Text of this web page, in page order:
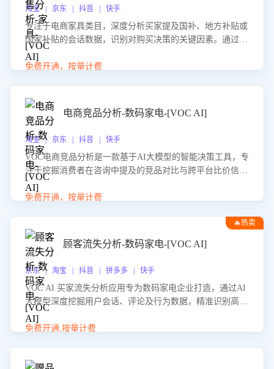
淘宝 | 京东 | 抖音 | 快手
专注于电商家具类目，深度分析买家提及国补、地方补贴或
国家补贴的会话数据，识别对购买决策的关键因素。通过AI
大模型评估客服在政策宣传、回应及互动中的表现，生成优
化策略，助力商家利用国补政策提升GMV。
免费开通，按量计费
电商竞品分析-数码家电-[VOC AI]
淘宝 | 京东 | 抖音 | 快手
VOC电商竞品分析是一款基于AI大模型的智能决策工具，专
注于挖掘消费者在咨询中提及的竞品对比与跨平台比价信
息。该应用能够精准识别被频繁对比的竞品品牌、咨询量、
商品信息，进行多维度交叉对比，并分析消费者的比价行
企业优化营销话术、突出产品与服务优势，有效提升咨询转
化率，避免陷入单纯价格竞争，实现精准扬长避短。
免费开通，按量计费
🔥热卖
顾客流失分析-数码家电-[VOC AI]
京东 | 淘宝 | 抖音 | 拼多多 | 快手
VOC AI 买家流失分析应用专为数码家电企业打造，通过AI
大模型深度挖掘用户会话、评论及行为数据，精准识别高流
失风险客户，并定位流失原因：包括产品质量缺陷、售后响
应延迟、竞品价格冲击等。系统自动输出可落地的挽回策
免费开通,按量计费